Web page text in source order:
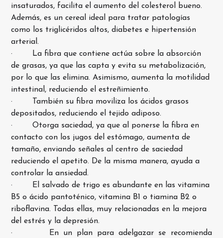
insaturados, facilita el aumento del colesterol bueno.
Además, es un cereal ideal para tratar patologías
como los triglicéridos altos, diabetes e hipertensión
arterial.
· La fibra que contiene actúa sobre la absorción
de grasas, ya que las capta y evita su metabolización,
por lo que las elimina. Asimismo, aumenta la motilidad
intestinal, reduciendo el estreñimiento.
· También su fibra moviliza los ácidos grasos
depositados, reduciendo el tejido adiposo.
· Otorga saciedad, ya que al ponerse la fibra en
contacto con los jugos del estómago, aumenta de
tamaño, enviando señales al centro de saciedad
reduciendo el apetito. De la misma manera, ayuda a
controlar la ansiedad.
· El salvado de trigo es abundante en las vitamina
B5 o ácido pantoténico, vitamina B1 o tiamina B2 o
riboflavina. Todas ellas, muy relacionadas en la mejora
del estrés y la depresión.
· En un plan para adelgazar se recomienda